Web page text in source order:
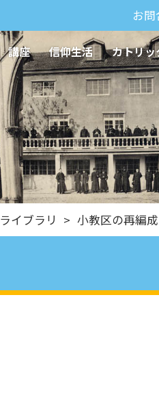
お
講座 信仰生活 カトリッ
ライブラリ > 小教区の再編成